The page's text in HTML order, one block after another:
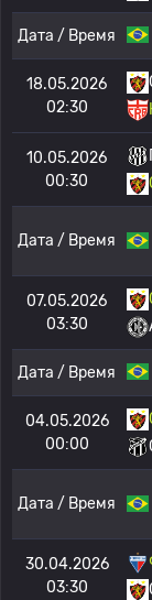
Дата / Время
18.05.2026
02:30
10.05.2026
00:30
Дата / Время
07.05.2026
03:30
Дата / Время
04.05.2026
00:00
Дата / Время
30.04.2026
03:30